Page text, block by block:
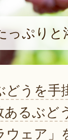
っぷり
どうを手
あるぶど
ウェア」